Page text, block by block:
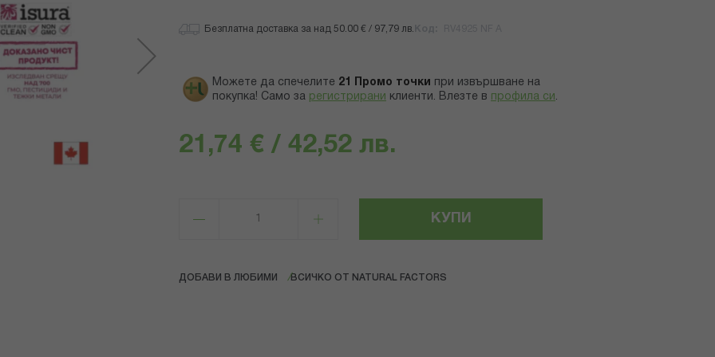
Безплатна доставка за над 50.00 € / 97,79 лв.
Можете да спечелите 21 Промо точки
при извършване на
покупка! Само за регистрирани клиенти. Влезте в профила си .
21,74 € / 42,52 лв.
КУПИ
ДОБАВИ В ЛЮБИМИ ВСИЧКО ОТ NATURAL FACTORS